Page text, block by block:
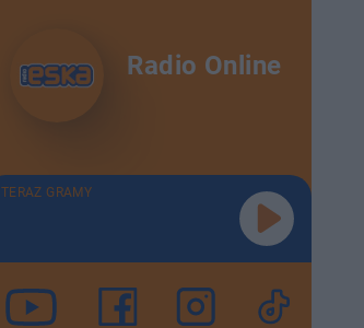
Radio Online
TERAZ GRAMY